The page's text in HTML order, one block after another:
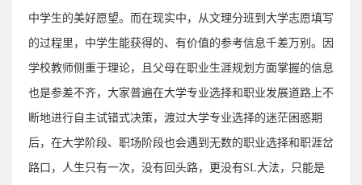
中学生的美好愿望。而在现实中， 从文理分班到大学志愿填写
的过程里，中学生能获得的、有价值的参考信息千差万别。 因
学校教师侧重于理论，且父母在职业生涯规划方面掌握的信息
也是参差不齐，大家普遍在大学专业选择和职业发展道路上不
断地进行自主试错式决策，渡过大学专业选择的迷茫困惑期
后，在大学阶段、职场阶段也会遇到无数的职业选择和职涯岔
路口，人生只有一次，没有回头路，更没有SL大法，只能是